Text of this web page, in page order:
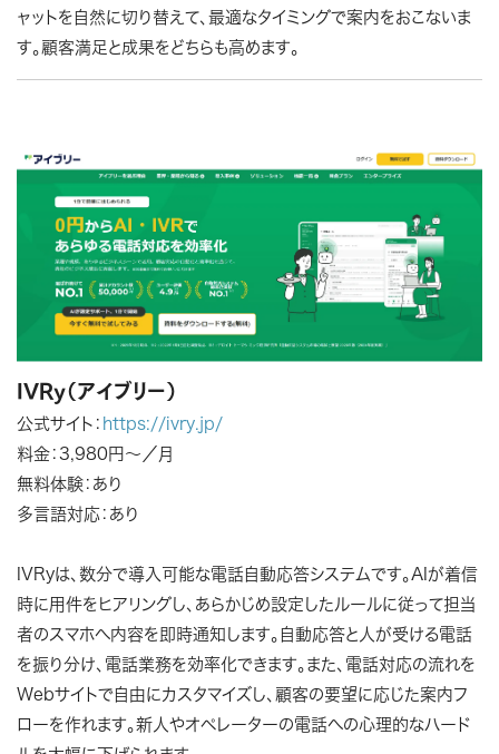
ャットを自然に切り替えて、最適なタイミングで案内をおこないま
す。顧客満足と成果をどちらも高めます。
IVRy（アイブリー）
公式サイト： https://ivry.jp/
料金：3,980円～／月
無料体験：あり
多言語対応：あり
IVRyは、数分で導入可能な電話自動応答システムです。AIが着信
時に用件をヒアリングし、あらかじめ設定したルールに従って担当
者のスマホへ内容を即時通知します。自動応答と人が受ける電話
を振り分け、電話業務を効率化できます。また、電話対応の流れを
Webサイトで自由にカスタマイズし、顧客の要望に応じた案内フ
ローを作れます。新人やオペレーターの電話への心理的なハード